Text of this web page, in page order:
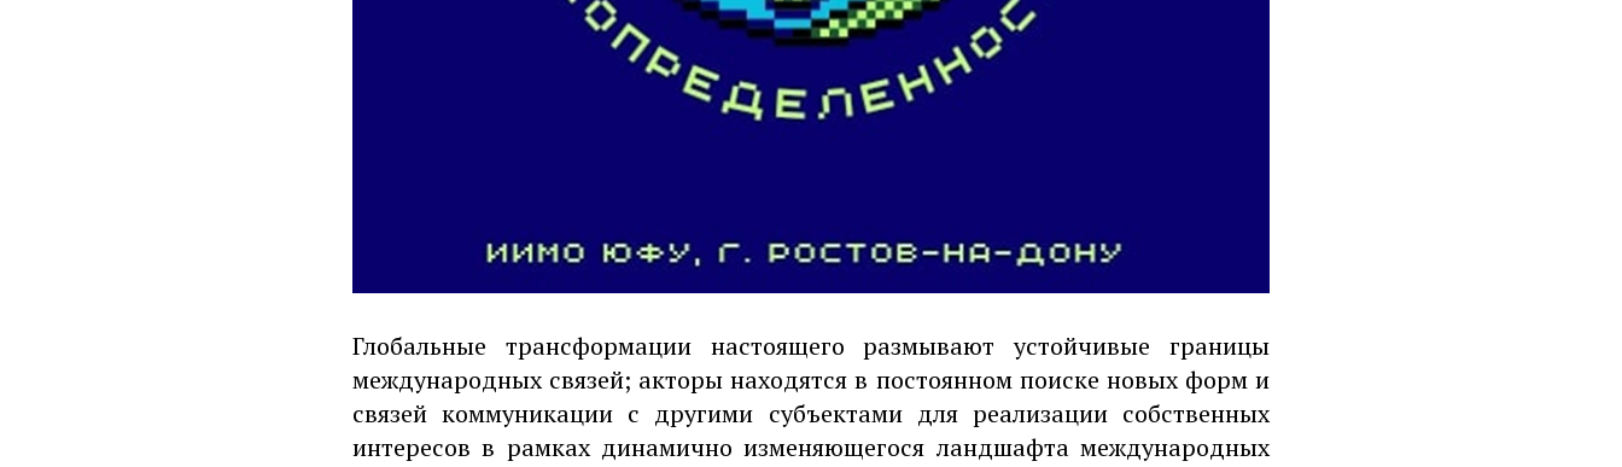
Глобальные трансформации настоящего размывают устойчивые границы
международных связей; акторы находятся в постоянном поиске новых форм и
связей коммуникации с другими субъектами для реализации собственных
интересов в рамках динамично изменяющегося ландшафта международных